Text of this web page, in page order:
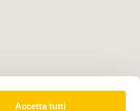
Accetta tutti